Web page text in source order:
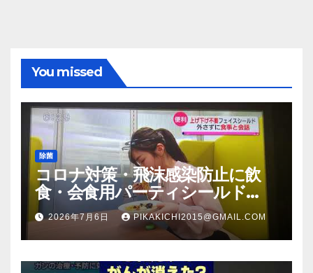
You missed
除菌
コロナ対策・飛沫感染防止に飲
食・会食用パーティシールド
（マスク会食代替品）ＦＢＣ福井
放送のＴＶ番組での紹介映像
2026年7月6日 PIKAKICHI2015@GMAIL.COM